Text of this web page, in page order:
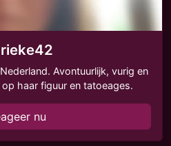
Avontuurlijk, vurig en
haar figuur en tatoeages.
nu